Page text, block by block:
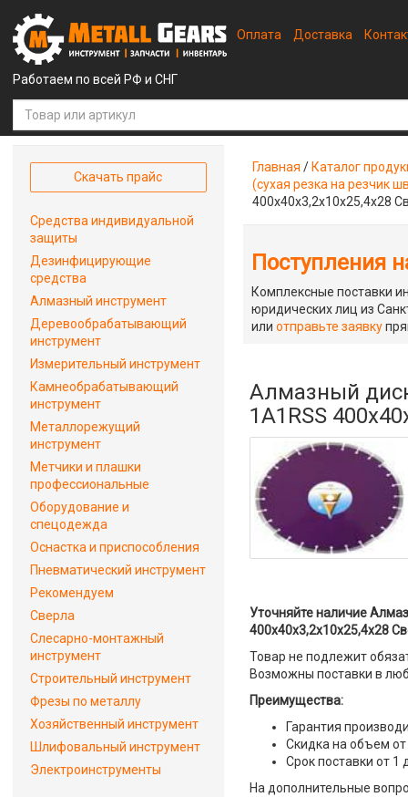
Работаем по всей РФ и СНГ
Оплата Доставка
Главная / Каталог
(сухая резка на резчик
400x40x3,2x10x25,4x28
Поступления
Комплексные поставки
юридических лиц из
илиотправьте заявку
Алмазный
1A1RSS
Уточняйте наличие
400x40x3,2x10x25,4x28
Товар не подлежит
Возможны поставки в
Преимущества:
Гарантия
Скидка на объем от
Срок поставки от 1
На дополнительные
Скачать прайс
Средства индивидуальной
защиты
Дезинфицирующие
средства
Алмазный инструмент
Деревообрабатывающий
инструмент
Измерительный инструмент
Камнеобрабатывающий
инструмент
Металлорежущий
инструмент
Метчики и плашки
профессиональные
Оборудование и
спецодежда
Оснастка и приспособления
Пневматический инструмент
Рекомендуем
Сверла
Слесарно-монтажный
инструмент
Строительный инструмент
Фрезы по металлу
Хозяйственный инструмент
Шлифовальный инструмент
Электроинструменты